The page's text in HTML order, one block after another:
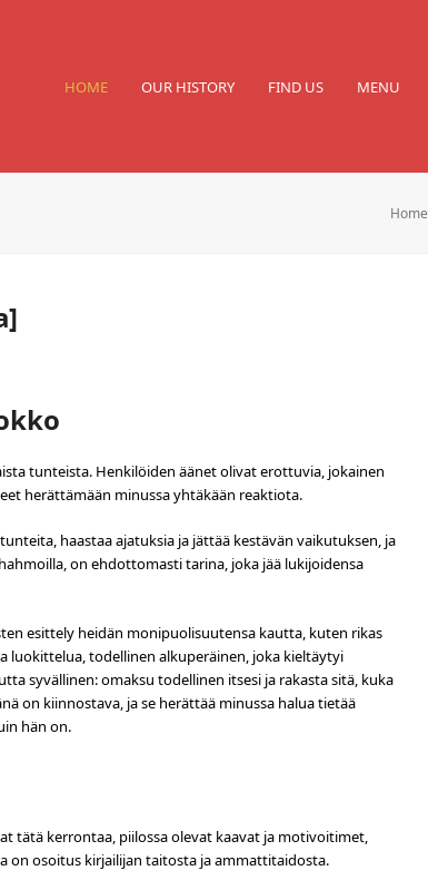
HOME OUR HISTORY FIND US MENU
Home
tunteista. Henkilöiden äänet olivat erottuvia, jokainen
herättämään minussa yhtäkään reaktiota.
haastaa ajatuksia ja jättää kestävän vaikutuksen, ja
on ehdottomasti tarina, joka jää lukijoidensa
esittely heidän monipuolisuutensa kautta, kuten rikas
luokittelua, todellinen alkuperäinen, joka kieltäytyi
syvällinen: omaksu todellinen itsesi ja rakasta sitä, kuka
on kiinnostava, ja se herättää minussa halua tietää
hän on.
tätä kerrontaa, piilossa olevat kaavat ja motivoitimet,
on osoitus kirjailijan taitosta ja ammattitaidosta.